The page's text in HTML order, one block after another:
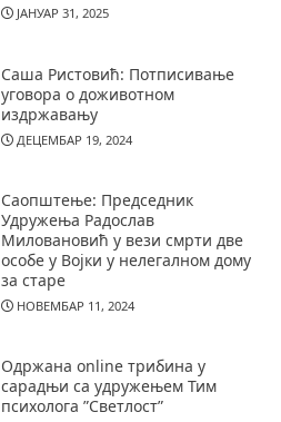
ЈАНУАР 31, 2025
Саша Ристовић: Потписивање
уговора о доживотном
издржавању
ДЕЦЕМБАР 19, 2024
Саопштење: Председник
Удружења Радослав
Миловановић у вези смрти две
особе у Војки у нелегалном дому
за старе
НОВЕМБАР 11, 2024
Одржана online трибина у
сарадњи са удружењем Тим
психолога ”Светлост”